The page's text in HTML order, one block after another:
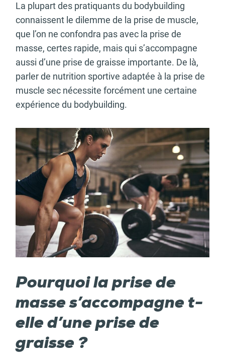
La plupart des pratiquants du bodybuilding
connaissent le dilemme de la prise de muscle,
que l’on ne confondra pas avec la prise de
masse, certes rapide, mais qui s’accompagne
aussi d’une prise de graisse importante. De là,
parler de nutrition sportive adaptée à la prise de
muscle sec nécessite forcément une certaine
expérience du bodybuilding.
Pourquoi la prise de
masse s’accompagne t-
elle d’une prise de
graisse ?